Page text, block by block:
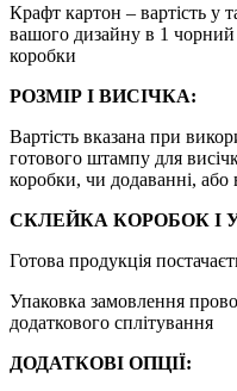
Крафт картон – вартість у
вашого дизайну в 1 чорний
коробки
РОЗМІР І ВИСІЧКА:
Вартість вказана при
готового штампу для
коробки, чи додаванні,
СКЛЕЙКА КОРОБОК І
Готова продукція
Упаковка замовлення
додаткового сплітування
ДОДАТКОВІ ОПЦІЇ: